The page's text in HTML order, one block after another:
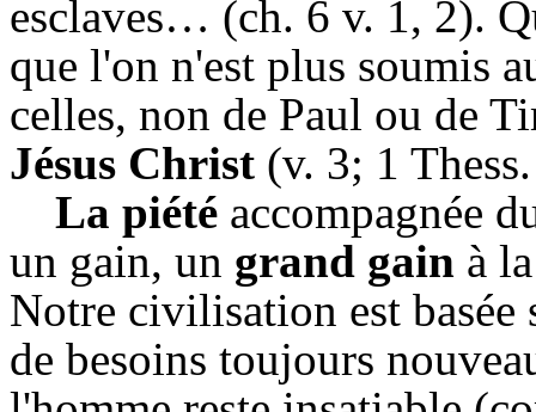
esclaves… (ch. 6 v. 1, 2).
que l'on n'est plus soumis
celles, non de Paul ou de
Jésus Christ (v. 3; 1
La piétéaccompagnée
un gain, un grand gain à
Notre civilisation est
de besoins toujours